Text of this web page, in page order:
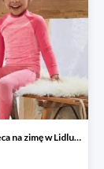
Odzież dziecięca na zimę w Lidlu Online od 9,99 zł